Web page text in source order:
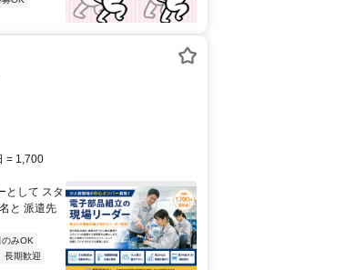
= 1,700
として スタ
と 派遣先
のみOK
長期歓迎